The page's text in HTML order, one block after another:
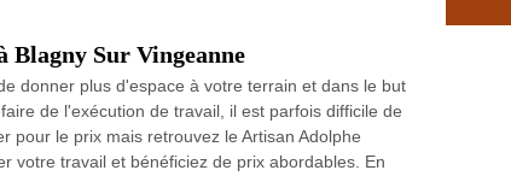
Blagny Sur Vingeanne
donner plus d'espace à votre terrain et dans le but
de l'exécution de travail, il est parfois difficile de
pour le prix mais retrouvez le Artisan Adolphe
votre travail et bénéficiez de prix abordables. En